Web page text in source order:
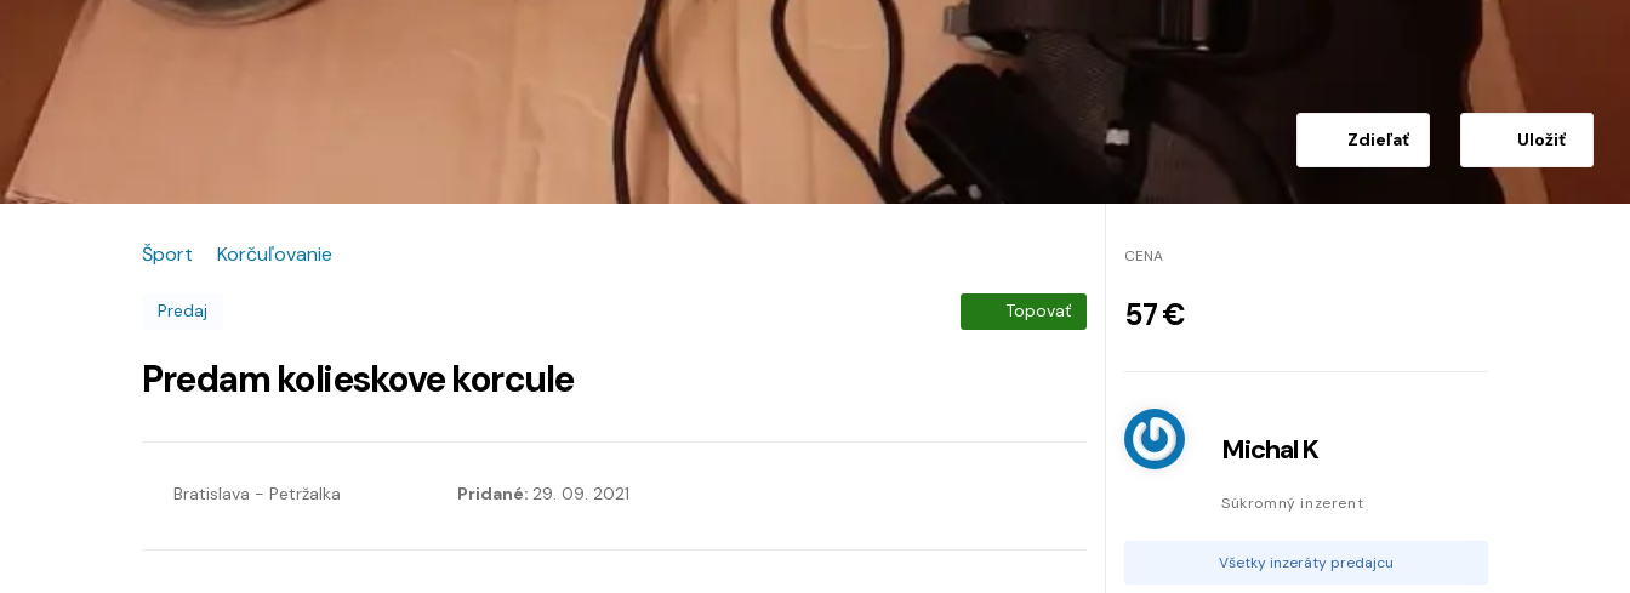
Zdieľať Uložiť
Šport Korčuľovanie
Predaj Topovať
Predam kolieskove korcule
Bratislava - Petržalka Pridané: 29. 09. 2021
CENA
57 €
Michal K
Súkromný inzerent
Všetky inzeráty predajcu